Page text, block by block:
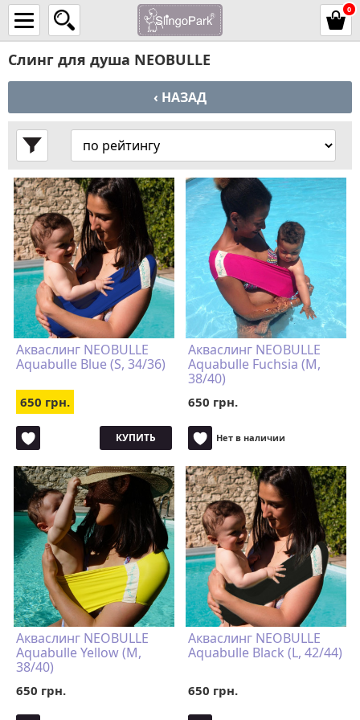
0
Слинг для душа NEOBULLE
‹ НАЗАД
Акваслинг NEOBULLE
Aquabulle Blue (S, 34/36)
650 грн.
КУПИТЬ
Акваслинг NEOBULLE
Aquabulle Fuchsia (M,
38/40)
650 грн.
Нет в наличии
Акваслинг NEOBULLE
Aquabulle Yellow (M,
38/40)
650 грн.
Акваслинг NEOBULLE
Aquabulle Black (L, 42/44)
650 грн.